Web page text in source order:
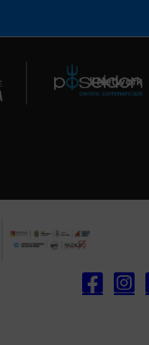
Il Network